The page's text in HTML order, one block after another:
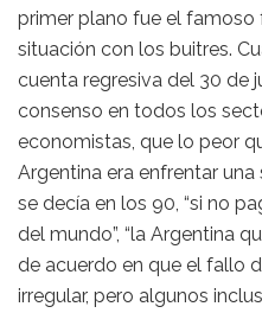
primer plano fue el famoso
situación con los buitres.
cuenta regresiva del 30 de
consenso en todos los
economistas, que lo peor
Argentina era enfrentar
se decía en los 90, “si no
del mundo”, “la Argentina
de acuerdo en que el fallo
irregular, pero algunos